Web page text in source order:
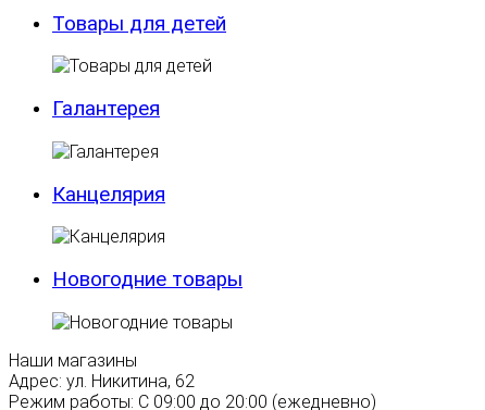
Товары для детей
Галантерея
Канцелярия
Новогодние товары
Наши магазины
Адрес: ул. Никитина, 62
Режим работы: С 09:00 до 20:00 (ежедневно)